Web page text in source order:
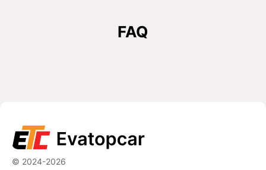
FAQ
© 2024-2026